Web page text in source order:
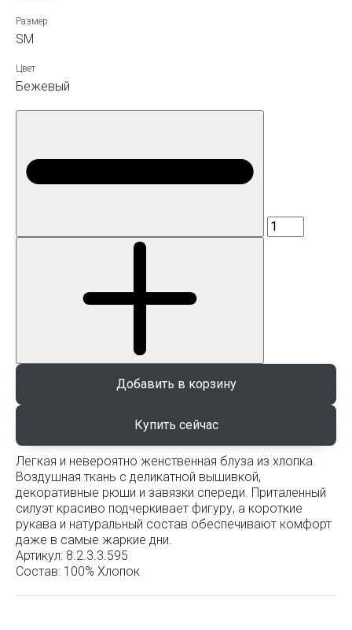
Размер
M
S
Цвет
Бежевый
Добавить в корзину
Легкая и невероятно женственная блуза из хлопка.
Воздушная ткань с деликатной вышивкой,
декоративные рюши и завязки спереди. Приталенный
силуэт красиво подчеркивает фигуру, а короткие
рукава и натуральный состав обеспечивают комфорт
даже в самые жаркие дни.
Артикул: 8.2.3.3.595
Состав: 100% Хлопок